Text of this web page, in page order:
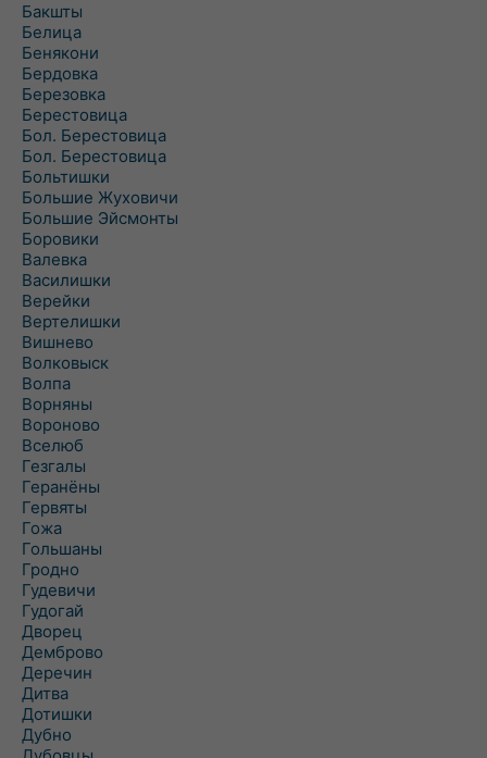
Бакшты
Белица
Бенякони
Бердовка
Березовка
Берестовица
Бол. Берестовица
Бол. Берестовица
Больтишки
Большие Жуховичи
Большие Эйсмонты
Боровики
Валевка
Василишки
Верейки
Вертелишки
Вишнево
Волковыск
Волпа
Ворняны
Вороново
Вселюб
Гезгалы
Геранёны
Гервяты
Гожа
Гольшаны
Гродно
Гудевичи
Гудогай
Дворец
Демброво
Деречин
Дитва
Дотишки
Дубно